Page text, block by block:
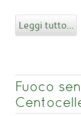
Leggi tutto...
Fuoco